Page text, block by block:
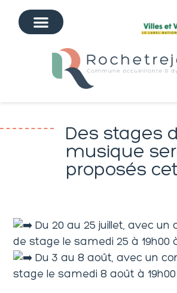
Des stages
musique
proposés
Du 20 au 25 juillet, avec un
de stage le samedi 25 à 19h00
Du 3 au 8 août, avec un
stage le samedi 8 août à